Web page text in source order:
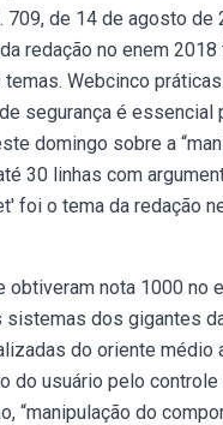
709, de 14 de agosto
redação no enem
Webcinco
segurança é
domingo sobre a
30 linhas com
foi o tema da redação
nota 1000 no
dos gigantes
do oriente médio
do usuário pelo
“manipulação do